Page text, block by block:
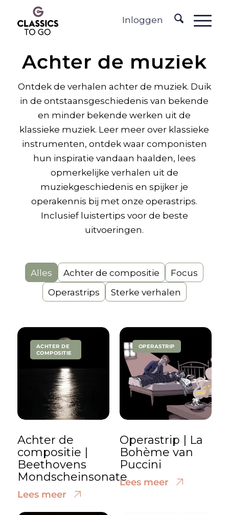
Inloggen
Achter de muziek
Ontdek de verhalen achter de muziek. Duik
in de ontstaansgeschiedenis van bekende
en minder bekende werken uit de
klassieke muziek. Leer meer over klassieke
instrumenten, ontdek waar componisten
hun inspiratie vandaan haalden, lees
opmerkelijke verhalen uit de
muziekgeschiedenis en spijker je
operakennis bij met onze operastrips.
Inclusief luistertips voor de beste
uitvoeringen.
Alles Achter de compositie
Focus
Operastrips
Sterke verhalen
ACHTER DE
COMPOSITIE
Achter de
compositie |
Beethovens
Mondscheinsonate
Lees meer
OPERASTRIP
Operastrip | La
Bohème van
Puccini
Lees meer